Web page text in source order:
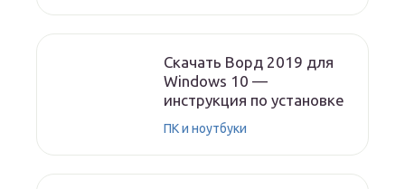
Скачать Ворд 2019 для
Windows 10 —
инструкция по установке
ПК и ноутбуки